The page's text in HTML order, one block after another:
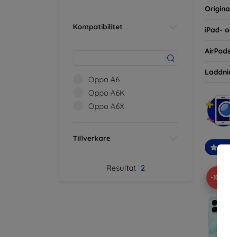
Kompatibilitet
Oppo A6
Oppo A6K
Oppo A6X
Tillverkare
Resultat 2
iPad-
AirPods
-10%